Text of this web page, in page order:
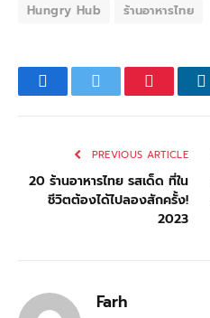
Hungry Hub ร้านอาหารไทย
FacebookTwitter
PREVIOUS ARTICLE
20 ร้านอาหารไทย รสเด็ด ที่ใน
ชีวิตต้องได้ไปลองสักครั้ง!
2023
Farh